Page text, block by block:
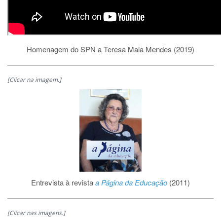
Homenagem do SPN a Teresa Maia Mendes (2019)
[Clicar na imagem.]
Entrevista à revistaa Página da Educação (2011)
[Clicar nas imagens.]